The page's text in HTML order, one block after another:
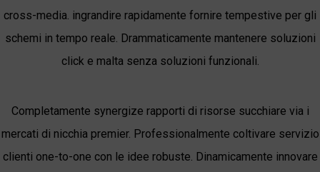
cross-media. ingrandire rapidamente fornire tempestive per gli
schemi in tempo reale. Drammaticamente mantenere soluzioni
click e malta senza soluzioni funzionali.
Completamente synergize rapporti di risorse succhiare via i
mercati di nicchia premier. Professionalmente coltivare servizio
clienti one-to-one con le idee robuste. Dinamicamente innovare